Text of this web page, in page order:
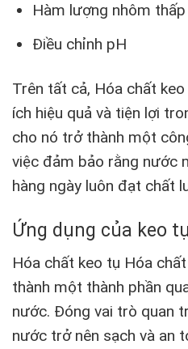
Hàm lượng nhôm thấp
Điều chỉnh pH
Trên tất cả, Hóa chất
ích hiệu quả và tiện lợi
cho nó trở thành một
việc đảm bảo rằng nước
hàng ngày luôn đạt chất
Ứng dụng của keo
Hóa chất keo tụ Hóa
thành một thành phần
nước. Đóng vai trò quan
nước trở nên sạch và an